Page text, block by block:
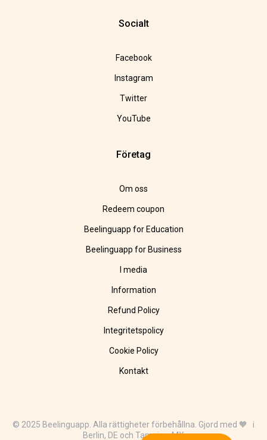
Socialt
Facebook
Instagram
Twitter
YouTube
Företag
Om oss
Redeem coupon
Beelinguapp for Education
Beelinguapp for Business
I media
Information
Refund Policy
Integritetspolicy
Cookie Policy
Kontakt
© 2025 Beelinguapp. Alla rättigheter förbehållna. Gjord med 🧡 i
Berlin, DE och Tampico, MX